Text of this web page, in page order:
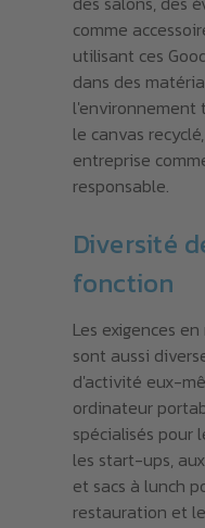
comme
utilisant ces
dans des
l'environnement
le canvas
entreprise
responsable.
Diversité
fonction
Les exigences
sont aussi
d'activité eux-
ordinateur
spécialisés pour
les start-ups,
et sacs à lunch
restauration et